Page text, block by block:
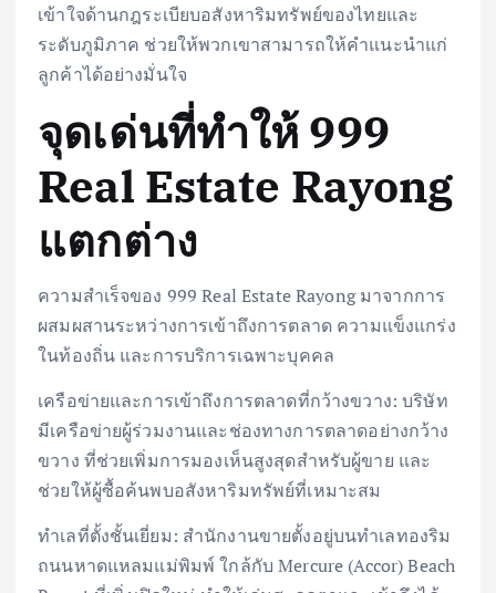
เข้าใจด้านกฎระเบียบอสังหาริมทรัพย์ของไทยและ
ระดับภูมิภาค ช่วยให้พวกเขาสามารถให้คำแนะนำแก่
ลูกค้าได้อย่างมั่นใจ
จุดเด่นที่ทำให้ 999
Real Estate Rayong
แตกต่าง
ความสำเร็จของ 999 Real Estate Rayong มาจากการ
ผสมผสานระหว่างการเข้าถึงการตลาด ความแข็งแกร่ง
ในท้องถิ่น และการบริการเฉพาะบุคคล
เครือข่ายและการเข้าถึงการตลาดที่กว้างขวาง: บริษัท
มีเครือข่ายผู้ร่วมงานและช่องทางการตลาดอย่างกว้าง
ขวาง ที่ช่วยเพิ่มการมองเห็นสูงสุดสำหรับผู้ขาย และ
ช่วยให้ผู้ซื้อค้นพบอสังหาริมทรัพย์ที่เหมาะสม
ทำเลที่ตั้งชั้นเยี่ยม: สำนักงานขายตั้งอยู่บนทำเลทองริม
ถนนหาดแหลมแม่พิมพ์ ใกล้กับ Mercure (Accor) Beach